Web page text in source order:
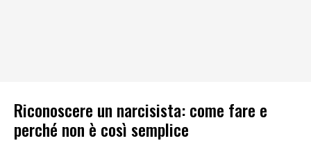
Riconoscere un narcisista: come fare e
perché non è così semplice